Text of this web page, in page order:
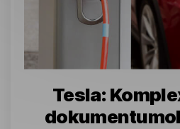
Tesla: